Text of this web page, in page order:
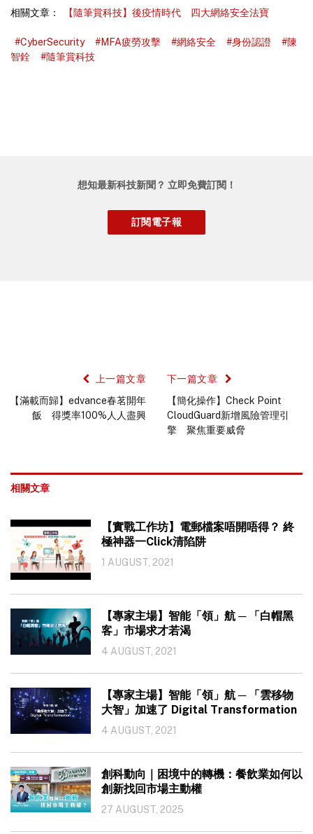
相關文章： 【隨筆賞科技】後疫情時代 四大網絡安全法寶
#CyberSecurity #MFA疲勞攻擊 #網絡安全 #身份認證
#陳
智銓
#隨筆賞科技
想知最新科技新聞？ 立即免費訂閱！
上一篇文章
【滿載而歸】edvance春茗開年
飯 得獎率100%人人盡興
下一篇文章
【簡化操作】Check Point
CloudGuard新增風險管理引
擎 聚焦重要威脅
相關文章
【實戰工作坊】電郵檔案唔開唔得？ 終
極神器一Click清陷阱
1 AUGUST, 2021
【專家主場】智能「領」航 ─ 「白帽黑
客」市場求才若渴
4 AUGUST, 2021
【專家主場】智能「領」航 ─ 「雲移物
大智」加速了 Digital Transformation
4 AUGUST, 2021
創科動向｜困境中的轉機：餐飲業如何以
創新找回市場主動權
27 AUGUST, 2025